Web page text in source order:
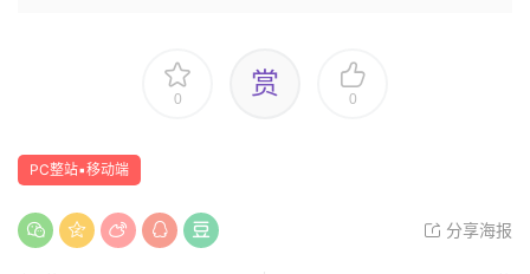
0 赏 0
PC整站▪移动端
分享海报